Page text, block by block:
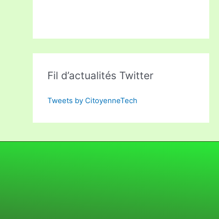
Fil d’actualités Twitter
Tweets by CitoyenneTech